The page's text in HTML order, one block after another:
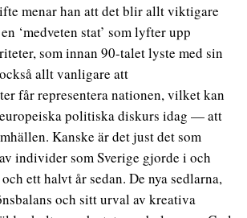
menar han att det blir allt viktigare
‘medveten stat’ som lyfter upp
som innan 90-talet lyste med sin
allt vanligare att
får representera nationen, vilket kan
europeiska politiska diskurs idag — att
Kanske är det just det som
individer som Sverige gjorde i och
ett halvt år sedan. De nya sedlarna,
och sitt urval av kreativa